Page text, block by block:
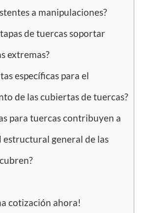
a manipulaciones?
de tuercas soportar
extremas?
específicas para el
de las cubiertas de tuercas?
para tuercas contribuyen a
estructural general de las
cotización ahora!